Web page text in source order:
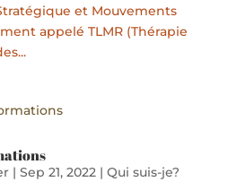
et Mouvements
appelé TLMR (Thérapie
| Sep 21, 2022| Qui suis-je?